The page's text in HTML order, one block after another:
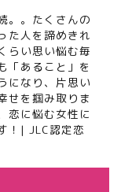
。。たくさんの
た人を諦めきれ
らい思い悩む毎
「あること」を
になり、片思い
せを掴み取りま
恋に悩む女性に
！| JLC認定恋